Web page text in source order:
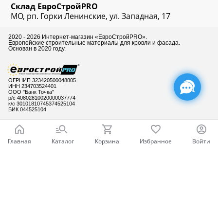
Склад ЕвроСтройPRO
МО, рп. Горки Ленинские, ул. Западная, 17
2020 - 2026 Интернет-магазин «ЕвроСтройPRO».
Европейские строительные материалы для кровли и фасада.
Основан в 2020 году.
ОГРНИП 323420500048805
ИНН 234703524401
ООО "Банк Точка"
р/с 40802810020000037774
к/с 30101810745374525104
БИК 044525104
Главная Каталог Корзина Избранное Войти